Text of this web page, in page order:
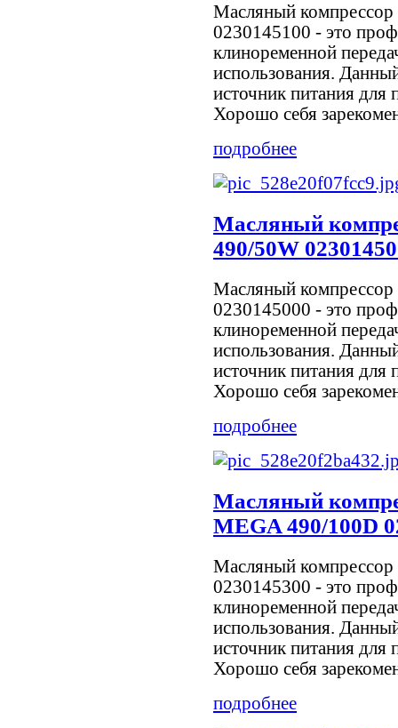
Масляный
0230145100 - это
клиноременной
использования.
источник питания для
Хорошо себя
подробнее
Масляный
490/50W
Масляный
0230145000 - это
клиноременной
использования.
источник питания для
Хорошо себя
подробнее
Масляный
MEGA 490/100D
Масляный
0230145300 - это
клиноременной
использования.
источник питания для
Хорошо себя
подробнее